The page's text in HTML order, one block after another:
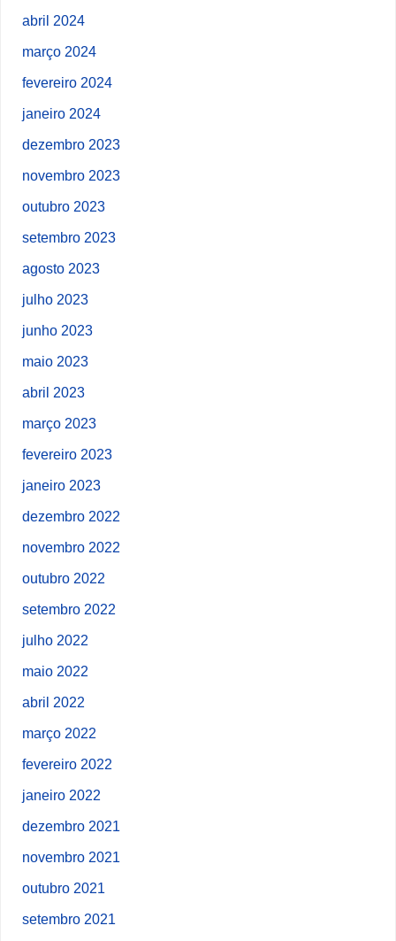
abril 2024
março 2024
fevereiro 2024
janeiro 2024
dezembro 2023
novembro 2023
outubro 2023
setembro 2023
agosto 2023
julho 2023
junho 2023
maio 2023
abril 2023
março 2023
fevereiro 2023
janeiro 2023
dezembro 2022
novembro 2022
outubro 2022
setembro 2022
julho 2022
maio 2022
abril 2022
março 2022
fevereiro 2022
janeiro 2022
dezembro 2021
novembro 2021
outubro 2021
setembro 2021